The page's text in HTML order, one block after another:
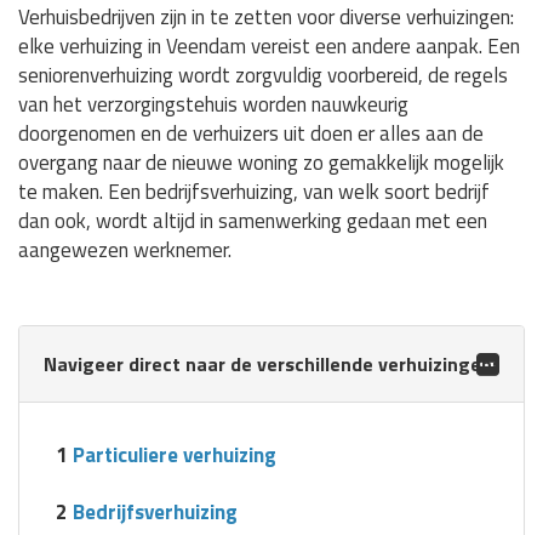
Verhuisbedrijven zijn in te zetten voor diverse verhuizingen:
elke verhuizing in Veendam vereist een andere aanpak. Een
seniorenverhuizing wordt zorgvuldig voorbereid, de regels
van het verzorgingstehuis worden nauwkeurig
doorgenomen en de verhuizers uit doen er alles aan de
overgang naar de nieuwe woning zo gemakkelijk mogelijk
te maken. Een bedrijfsverhuizing, van welk soort bedrijf
dan ook, wordt altijd in samenwerking gedaan met een
aangewezen werknemer.
Navigeer direct naar de verschillende verhuizingen:
1 Particuliere verhuizing
2 Bedrijfsverhuizing